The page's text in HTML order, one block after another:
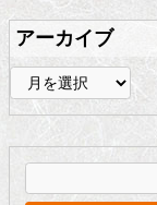
アーカイブ
ア
ー
カ
イ
ブ